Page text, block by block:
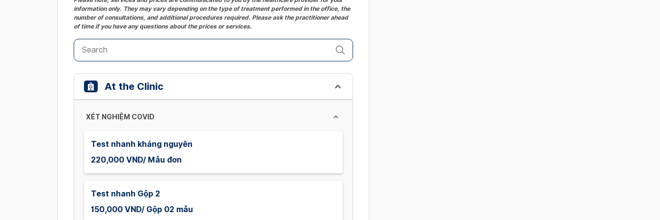
information only. They may vary depending on the type of treatment performed in the office, the
number of consultations, and additional procedures required. Please ask the practitioner ahead
of time if you have any questions about the prices or services.
At the Clinic
XÉT NGHIỆM COVID
Test nhanh kháng nguyên
220,000 VND/ Mẫu đơn
Test nhanh Gộp 2
150,000 VND/ Gộp 02 mẫu